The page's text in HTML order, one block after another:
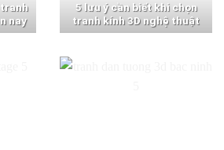
nay
5 lưu ý cần biết khi chọn
tranh kính 3D nghệ thuật